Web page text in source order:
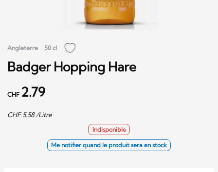
Angleterre 50 cl
Badger Hopping Hare
CHF 2.79
CHF5.58/Litre
Indisponible
Me notifier quand le produit sera en stock